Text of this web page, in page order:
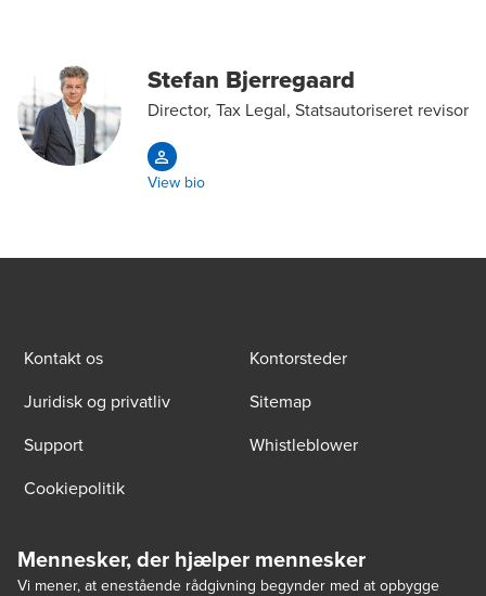
Stefan Bjerregaard
Director, Tax Legal, Statsautoriseret revisor
View bio
Kontakt os
Kontorsteder
Juridisk og privatliv
Sitemap
Support
Whistleblower
Cookiepolitik
Mennesker, der hjælper mennesker
Vi mener, at enestående rådgivning begynder med at opbygge